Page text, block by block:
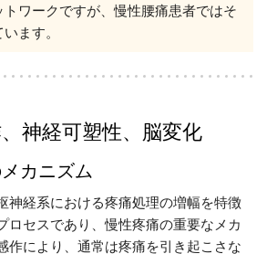
ワークですが、慢性腰痛患者ではそ
ます。
神経可塑性、脳変化
カニズム
神経系における疼痛処理の増幅を特徴
ロセスであり、慢性疼痛の重要なメカ
作により、通常は疼痛を引き起こさな